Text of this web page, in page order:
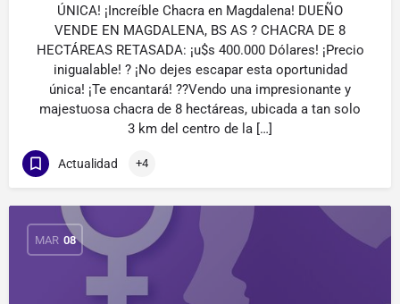
ÚNICA! ¡Increíble Chacra en Magdalena! DUEÑO
VENDE EN MAGDALENA, BS AS ? CHACRA DE 8
HECTÁREAS RETASADA: ¡u$s 400.000 Dólares! ¡Precio
inigualable! ? ¡No dejes escapar esta oportunidad
única! ¡Te encantará! ??Vendo una impresionante y
majestuosa chacra de 8 hectáreas, ubicada a tan solo
3 km del centro de la […]
Actualidad +4
MAR 08